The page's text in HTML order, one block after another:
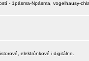
- 1pásma-Npásma, vogelhausy-
elektrónkové i digitálne.